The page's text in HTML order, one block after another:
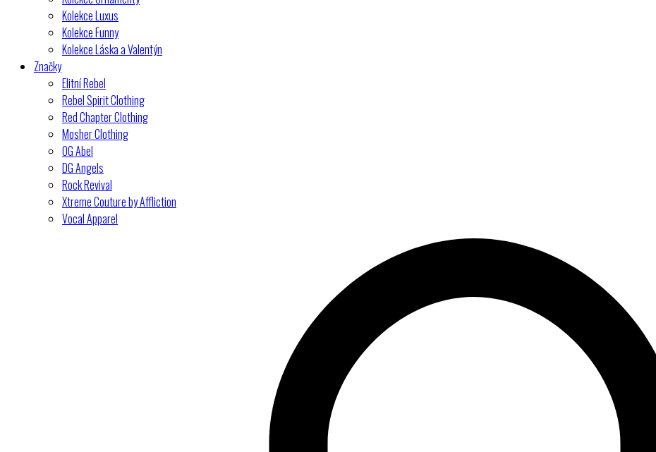
Kolekce Luxus
Kolekce Funny
Kolekce Láska a Valentýn
Značky
Elitní Rebel
Rebel Spirit Clothing
Red Chapter Clothing
Mosher Clothing
OG Abel
DG Angels
Rock Revival
Xtreme Couture by Affliction
Vocal Apparel